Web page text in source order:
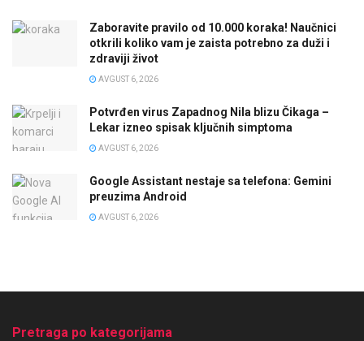
Zaboravite pravilo od 10.000 koraka! Naučnici
otkrili koliko vam je zaista potrebno za duži i
zdraviji život
AVGUST 6, 2026
Potvrđen virus Zapadnog Nila blizu Čikaga –
Lekar izneo spisak ključnih simptoma
AVGUST 6, 2026
Google Assistant nestaje sa telefona: Gemini
preuzima Android
AVGUST 6, 2026
Pretraga po kategorijama